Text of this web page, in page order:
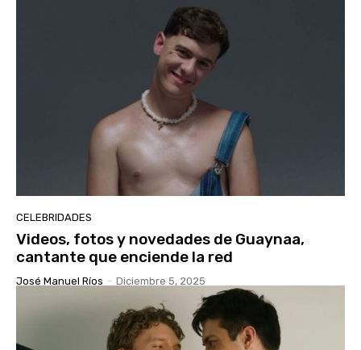
CELEBRIDADES
Videos, fotos y novedades de Guaynaa,
cantante que enciende la red
José Manuel Ríos - Diciembre 5, 2025